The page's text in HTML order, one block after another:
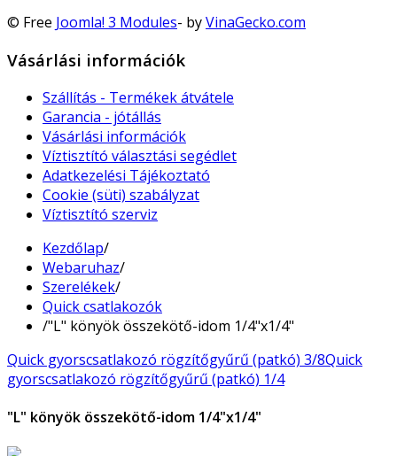
© Free Joomla! 3 Modules- byVinaGecko.com
Vásárlási információk
Szállítás - Termékek átvátele
Garancia - jótállás
Vásárlási információk
Víztisztító választási segédlet
Adatkezelési Tájékoztató
Cookie (süti) szabályzat
Víztisztító szerviz
Kezdőlap/
Webaruhaz/
Szerelékek/
Quick csatlakozók
/"L" könyök összekötő-idom 1/4"x1/4"
Quick gyorscsatlakozó rögzítőgyűrű (patkó) 3/8Quick
gyorscsatlakozó rögzítőgyűrű (patkó) 1/4
"L" könyök összekötő-idom 1/4"x1/4"